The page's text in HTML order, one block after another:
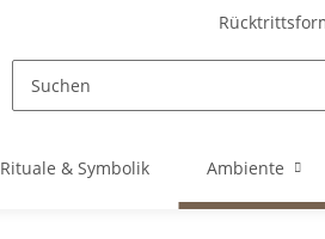
Rituale & Symbolik Ambiente